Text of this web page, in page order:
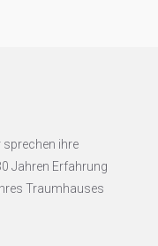
sprechen ihre
Jahren Erfahrung
Traumhauses